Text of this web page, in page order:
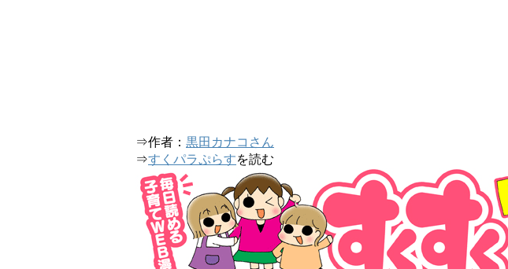
⇒作者： 黒田カナコさん
⇒すくパラぷらすを読む